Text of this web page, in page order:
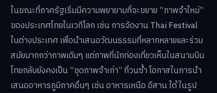
ในขณะที่ภาครัฐเริ่มมีความพยายามที่จะขยาย “ภาพจำใหม่”
ของประเทศไทยในเวทีโลก เช่น การจัดงาน Thai Festival
ในต่างประเทศ เพื่อนำเสนอวัฒนธรรมที่หลากหลายและร่วม
สมัยมากกว่าภาพเดิมๆ แต่ภาพที่นักท่องเที่ยวเห็นในสนามบิน
ไทยกลับยังคงเป็น “ชุดภาพจำเก่า” ที่วนซ้ำ โอกาสในการนำ
เสนออาหารภูมิภาคอื่นๆ เช่น อาหารเหนือ อีสาน ใต้ ในรูป